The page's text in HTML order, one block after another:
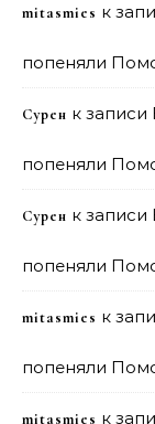
mitasmies к
попеняли
Сурен к записи
попеняли
Сурен к записи
попеняли
mitasmies к
попеняли
mitasmies к